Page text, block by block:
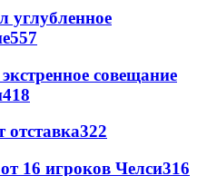
углубленное
557
совещание
418
322
16 игроков Челси316